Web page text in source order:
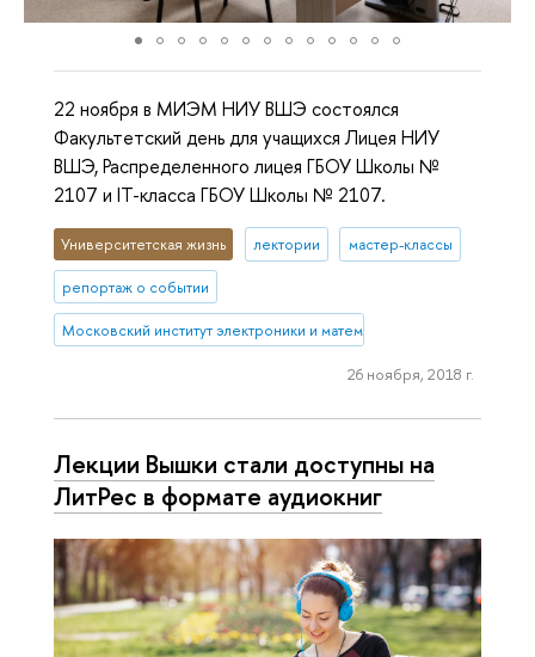
22 ноября в МИЭМ НИУ ВШЭ состоялся
Факультетский день для учащихся Лицея НИУ
ВШЭ, Распределенного лицея ГБОУ Школы №
2107 и IT-класса ГБОУ Школы № 2107.
Университетская жизнь лектории мастер-классы
репортаж о событии
Московский институт электроники и математики им. А.Н. Тихонова
26 ноября, 2018 г.
Лекции Вышки стали доступны на
ЛитРес в формате аудиокниг